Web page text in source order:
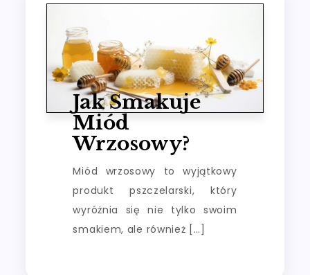
Jak Smakuje
Miód
Wrzosowy?
Miód wrzosowy to wyjątkowy
produkt pszczelarski, który
wyróżnia się nie tylko swoim
smakiem, ale również […]